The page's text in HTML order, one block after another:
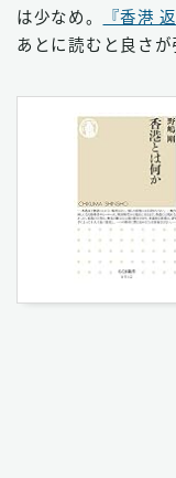
は少なめ。
『香港
あとに読むと良さが